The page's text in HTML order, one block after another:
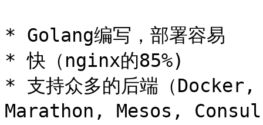
* Golang编写，部署容易
* 快（nginx的85%)
* 支持众多的后端（
Marathon, Mesos,